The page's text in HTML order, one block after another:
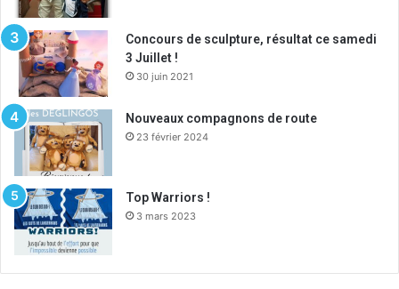
Concours de sculpture, résultat ce samedi
3 Juillet !
30 juin 2021
Nouveaux compagnons de route
23 février 2024
Top Warriors !
3 mars 2023